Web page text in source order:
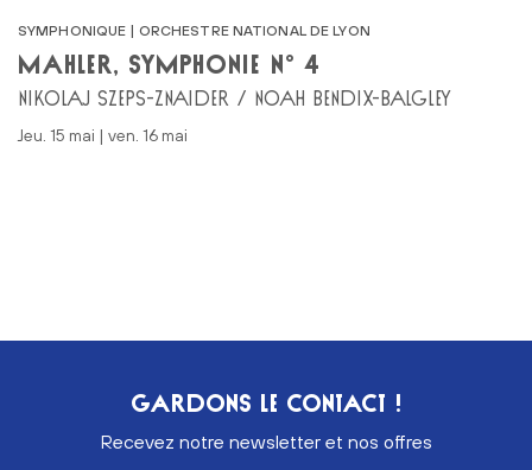
SYMPHONIQUE | ORCHESTRE NATIONAL DE LYON
MAHLER, SYMPHONIE N° 4
NIKOLAJ SZEPS-ZNAIDER / NOAH BENDIX-BALGLEY
jeu. 15 mai | ven. 16 mai
GARDONS LE CONTACT !
Recevez notre newsletter et nos offres